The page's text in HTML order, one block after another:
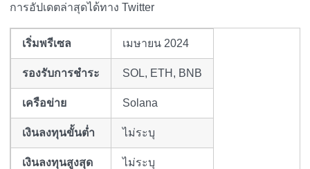
การอัปเดตล่าสุดได้ทาง Twitter
เริ่มพรีเซล เมษายน 2024
รองรับการชำระ SOL, ETH, BNB
เครือข่าย Solana
เงินลงทุนขั้นต่ำ ไม่ระบุ
เงินลงทุนสูงสุด ไม่ระบุ